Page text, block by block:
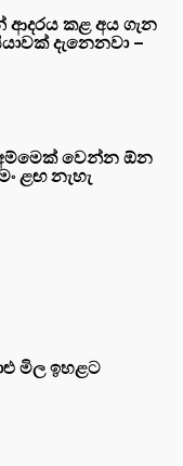
කළ අය ගැන
දැනෙනවා –
අම්මෙක් වෙන්න ඕන
ළඟ නැහැ
මිල ඉහළට